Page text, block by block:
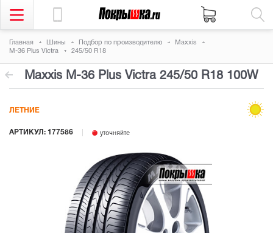
Главная Шины Подбор по производителю
Maxxis
M-36 Plus Victra
245/50 R18
Maxxis M-36 Plus Victra 245/50 R18 100W
АРТИКУЛ: 177586 уточняйте
ЛЕТНИЕ